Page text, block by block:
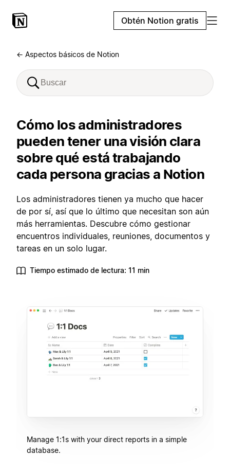
Obtén Notion gratis
← Aspectos básicos de Notion
Cómo los administradores
pueden tener una visión clara
sobre qué está trabajando
cada persona gracias a Notion
Los administradores tienen ya mucho que hacer
de por sí, así que lo último que necesitan son aún
más herramientas. Descubre cómo gestionar
encuentros individuales, reuniones, documentos y
tareas en un solo lugar.
Tiempo estimado de lectura: 11 min
Manage 1:1s with your direct reports in a simple
database.